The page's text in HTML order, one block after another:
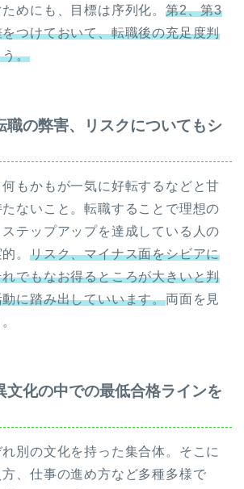
めにも、目標は序列化。 第2、第3
つけておいて、転職後の充足度判
う。
職の弊害、リスクについてもシ
もかもが一気に好転するなどと甘
ないこと。転職することで理想の
テップアップを達成している人の
。 リスク、マイナス面をシビアに
でもなお得るところが大きいと判
に踏み出していいます。両面を見
文化の中での最低合格ラインを
別の文化を持った集合体。そこに
、仕事の進め方など多種多様で